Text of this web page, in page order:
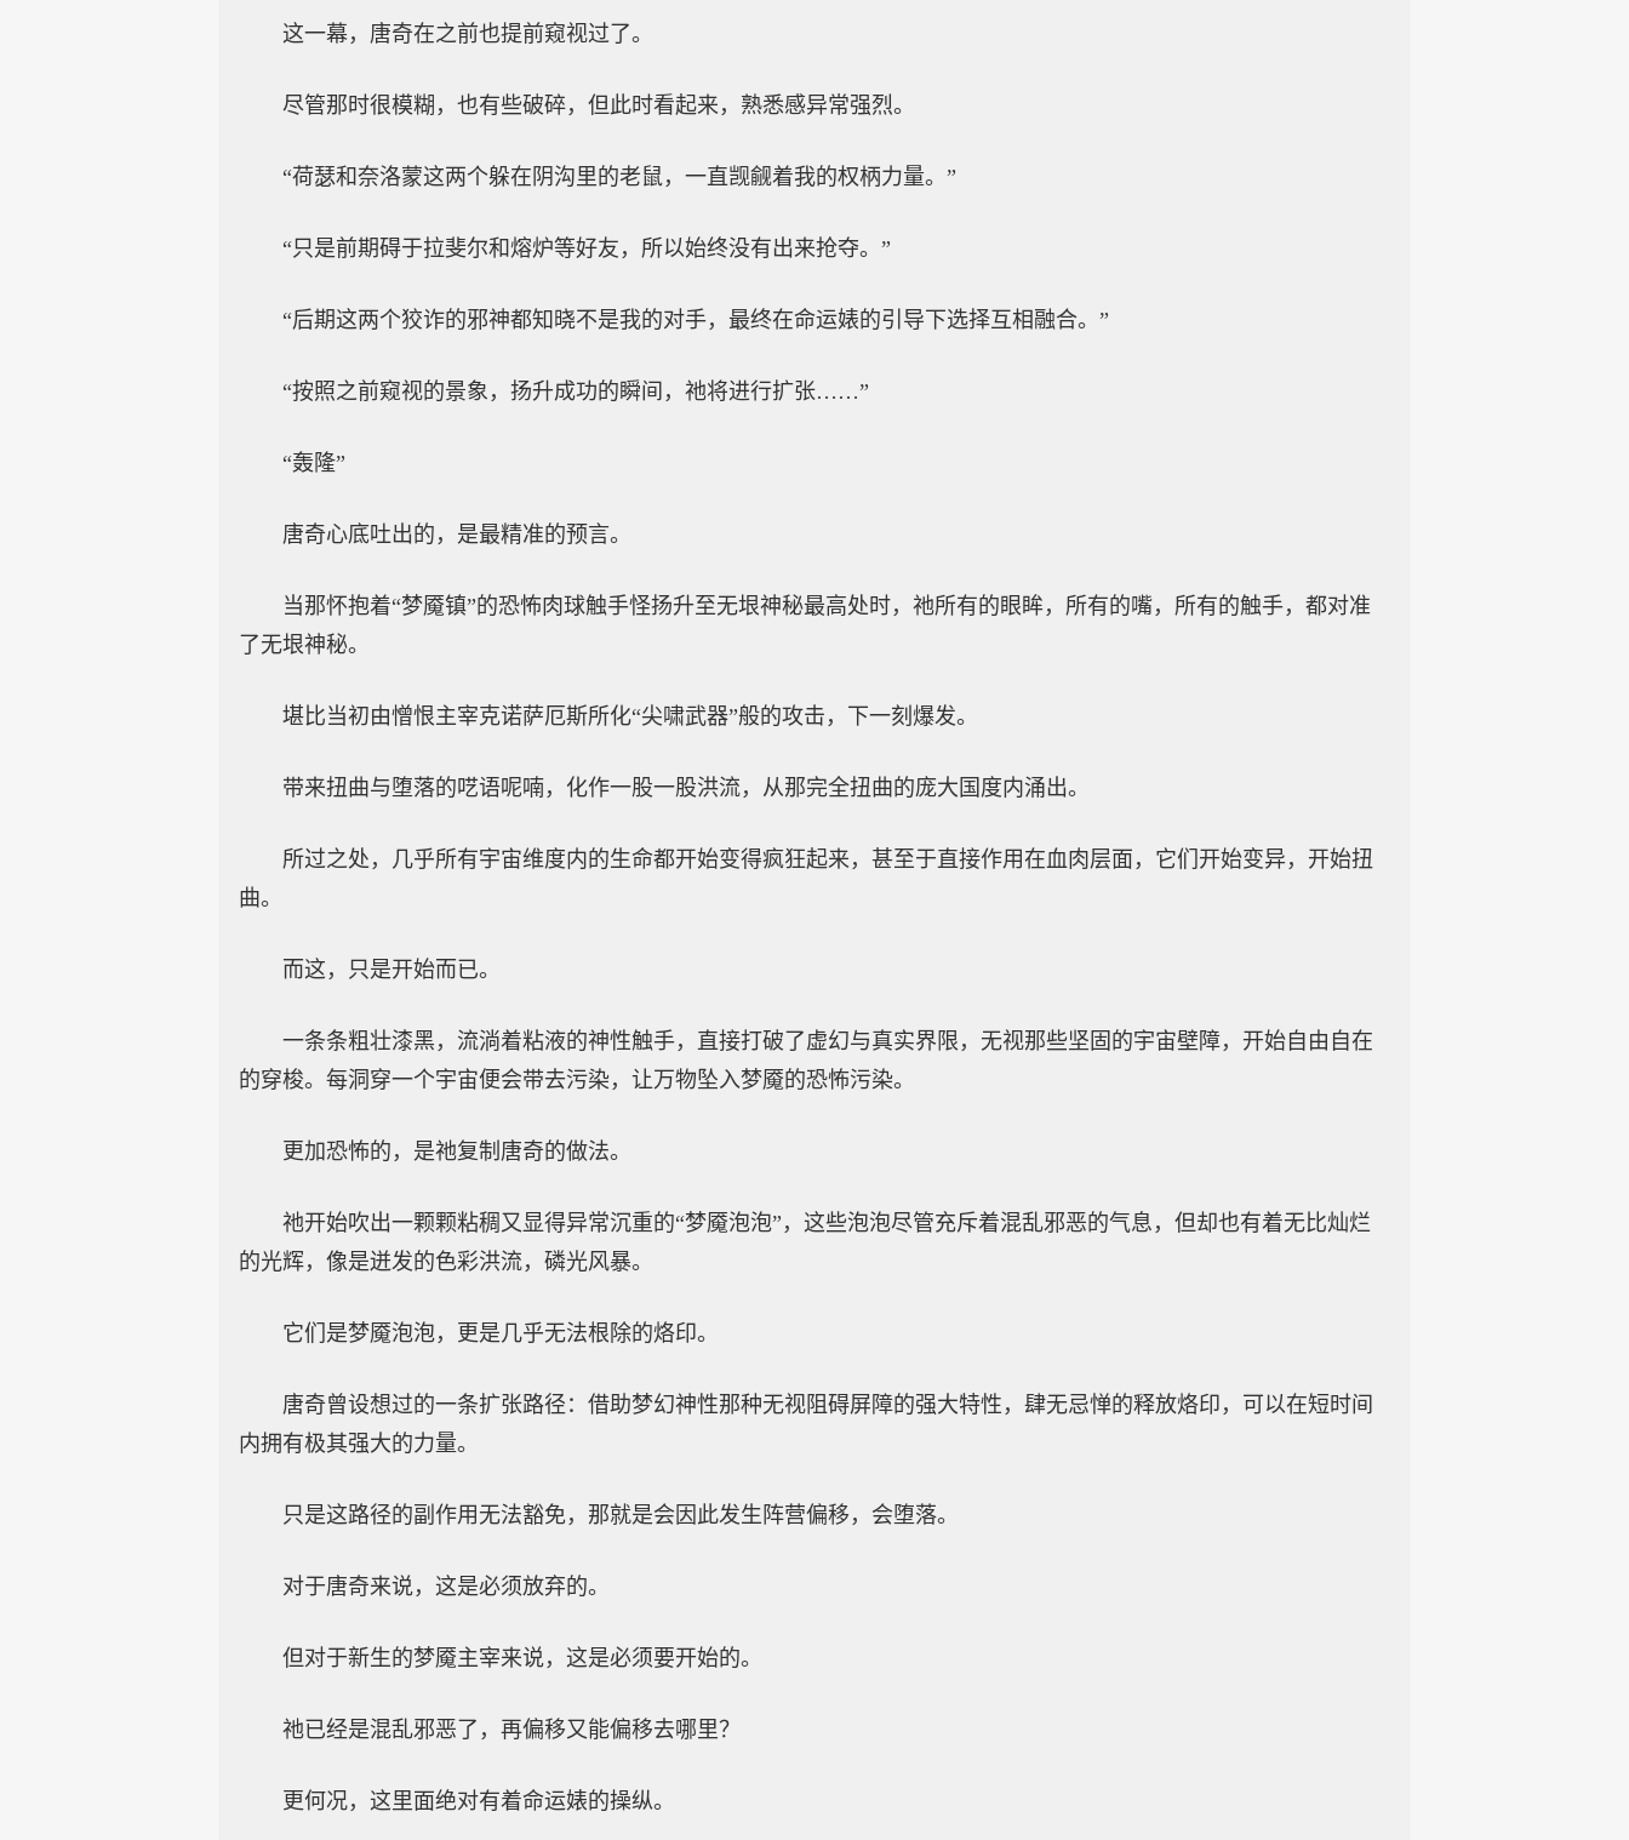
这一幕，唐奇在之前也提前窥视过了。
尽管那时很模糊，也有些破碎，但此时看起来，熟悉感异常强烈。
“荷瑟和奈洛蒙这两个躲在阴沟里的老鼠，一直觊觎着我的权柄力量。”
“只是前期碍于拉斐尔和熔炉等好友，所以始终没有出来抢夺。”
“后期这两个狡诈的邪神都知晓不是我的对手，最终在命运婊的引导下选择互相融合。”
“按照之前窥视的景象，扬升成功的瞬间，祂将进行扩张……”
“轰隆”
唐奇心底吐出的，是最精准的预言。
当那怀抱着“梦魇镇”的恐怖肉球触手怪扬升至无垠神秘最高处时，祂所有的眼眸，所有的嘴，所有的触手，都对准
了无垠神秘。
堪比当初由憎恨主宰克诺萨厄斯所化“尖啸武器”般的攻击，下一刻爆发。
带来扭曲与堕落的呓语呢喃，化作一股一股洪流，从那完全扭曲的庞大国度内涌出。
所过之处，几乎所有宇宙维度内的生命都开始变得疯狂起来，甚至于直接作用在血肉层面，它们开始变异，开始扭
曲。
而这，只是开始而已。
一条条粗壮漆黑，流淌着粘液的神性触手，直接打破了虚幻与真实界限，无视那些坚固的宇宙壁障，开始自由自在
的穿梭。每洞穿一个宇宙便会带去污染，让万物坠入梦魇的恐怖污染。
更加恐怖的，是祂复制唐奇的做法。
祂开始吹出一颗颗粘稠又显得异常沉重的“梦魇泡泡”，这些泡泡尽管充斥着混乱邪恶的气息，但却也有着无比灿烂
的光辉，像是迸发的色彩洪流，磷光风暴。
它们是梦魇泡泡，更是几乎无法根除的烙印。
唐奇曾设想过的一条扩张路径：借助梦幻神性那种无视阻碍屏障的强大特性，肆无忌惮的释放烙印，可以在短时间
内拥有极其强大的力量。
只是这路径的副作用无法豁免，那就是会因此发生阵营偏移，会堕落。
对于唐奇来说，这是必须放弃的。
但对于新生的梦魇主宰来说，这是必须要开始的。
祂已经是混乱邪恶了，再偏移又能偏移去哪里？
更何况，这里面绝对有着命运婊的操纵。